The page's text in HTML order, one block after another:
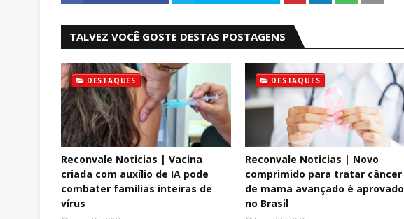
TALVEZ VOCÊ GOSTE DESTAS POSTAGENS
DESTAQUES
Reconvale Noticias | Vacina
criada com auxílio de IA pode
combater famílias inteiras de
vírus
DESTAQUES
Reconvale Noticias | Novo
comprimido para tratar câncer
de mama avançado é aprovado
no Brasil